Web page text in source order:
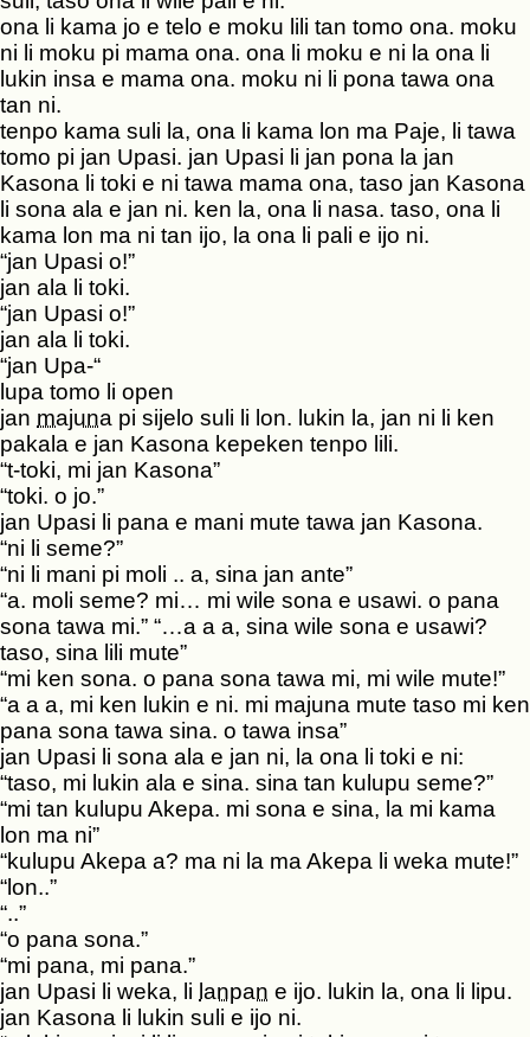
ona li kama jo e telo e moku lili tan tomo ona. moku
ni li moku pi mama ona. ona li moku e ni la ona li
lukin insa e mama ona. moku ni li pona tawa ona
tan ni.
tenpo kama suli la, ona li kama lon ma Paje, li tawa
tomo pi jan Upasi. jan Upasi li jan pona la jan
Kasona li toki e ni tawa mama ona, taso jan Kasona
li sona ala e jan ni. ken la, ona li nasa. taso, ona li
kama lon ma ni tan ijo, la ona li pali e ijo ni.
“jan Upasi o!”
jan ala li toki.
“jan Upasi o!”
jan ala li toki.
“jan Upa-“
lupa tomo li open
jan majuna pi sijelo suli li lon. lukin la, jan ni li ken
pakala e jan Kasona kepeken tenpo lili.
“t-toki, mi jan Kasona”
“toki. o jo.”
jan Upasi li pana e mani mute tawa jan Kasona.
“ni li seme?”
“ni li mani pi moli .. a, sina jan ante”
“a. moli seme? mi… mi wile sona e usawi. o pana
sona tawa mi.” “…a a a, sina wile sona e usawi?
taso, sina lili mute”
“mi ken sona. o pana sona tawa mi, mi wile mute!”
“a a a, mi ken lukin e ni. mi majuna mute taso mi ken
pana sona tawa sina. o tawa insa”
jan Upasi li sona ala e jan ni, la ona li toki e ni:
“taso, mi lukin ala e sina. sina tan kulupu seme?”
“mi tan kulupu Akepa. mi sona e sina, la mi kama
lon ma ni”
“kulupu Akepa a? ma ni la ma Akepa li weka mute!”
“lon..”
“..”
“o pana sona.”
“mi pana, mi pana.”
jan Upasi li weka, li lanpan e ijo. lukin la, ona li lipu.
jan Kasona li lukin suli e ijo ni.